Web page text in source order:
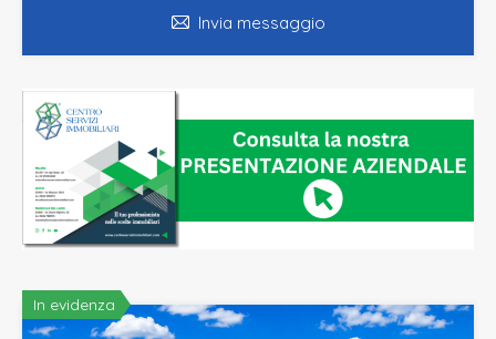
Invia messaggio
In evidenza